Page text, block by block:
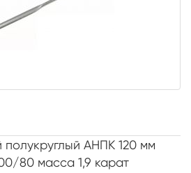
АНПК 120 мм
80 масса 1,9 карат